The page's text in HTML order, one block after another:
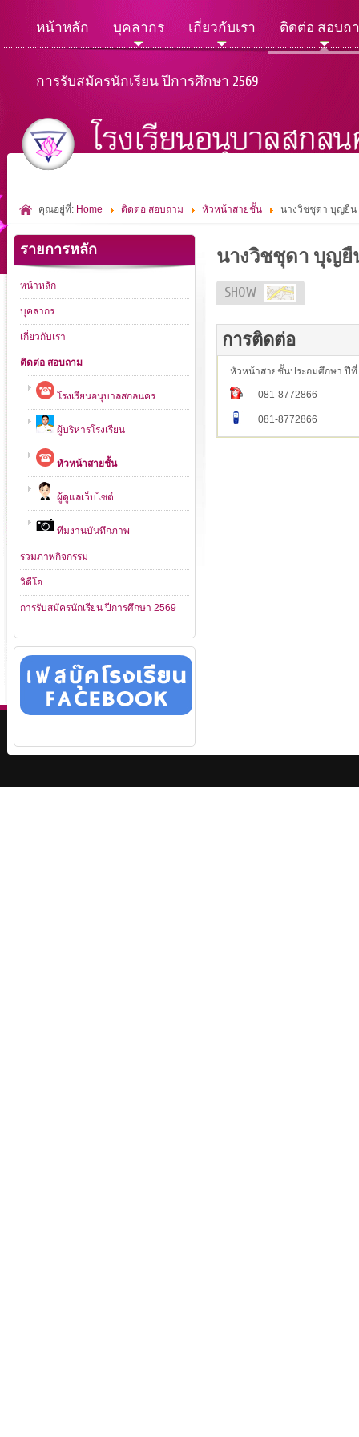
หน้าหลัก บุคลากร เกี่ยวกับเรา ติดต่อ สอบถ
การรับสมัครนักเรียน ปีการศึกษา 2569
คุณอยู่ที่: Home ติดต่อ สอบถาม หัวหน้าสายชั้น นางวิชชุดา บุญยืน
นางวิชชุดา บุญยื
SHOW
การติดต่อ
หัวหน้าสายชั้นประถมศึกษา ปีที่
081-8772866
081-8772866
รายการหลัก
หน้าหลัก
บุคลากร
เกี่ยวกับเรา
ติดต่อ สอบถาม
โรงเรียนอนุบาลสกลนคร
ผู้บริหารโรงเรียน
หัวหน้าสายชั้น
ผู้ดูแลเว็บไซต์
ทีมงานบันทึกภาพ
รวมภาพกิจกรรม
วิดีโอ
การรับสมัครนักเรียน ปีการศึกษา 2569